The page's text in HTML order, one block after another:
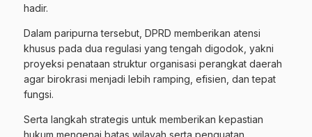
hadir.
​Dalam paripurna tersebut, DPRD memberikan atensi
khusus pada dua regulasi yang tengah digodok, yakni
proyeksi penataan struktur organisasi perangkat daerah
agar birokrasi menjadi lebih ramping, efisien, dan tepat
fungsi.
​Serta langkah strategis untuk memberikan kepastian
hukum mengenai batas wilayah serta penguatan